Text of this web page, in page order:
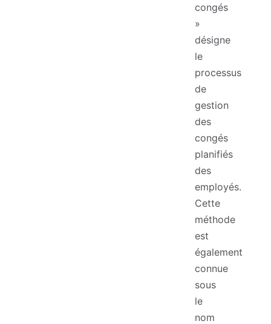
congés
»
désigne
le
processus
de
gestion
des
congés
planifiés
des
employés.
Cette
méthode
est
également
connue
sous
le
nom